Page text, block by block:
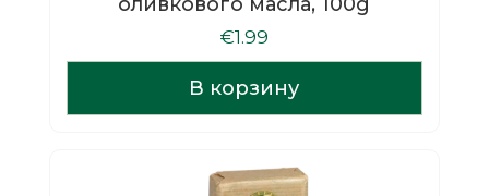
оливкового масла, 100g
€1.99
В корзину